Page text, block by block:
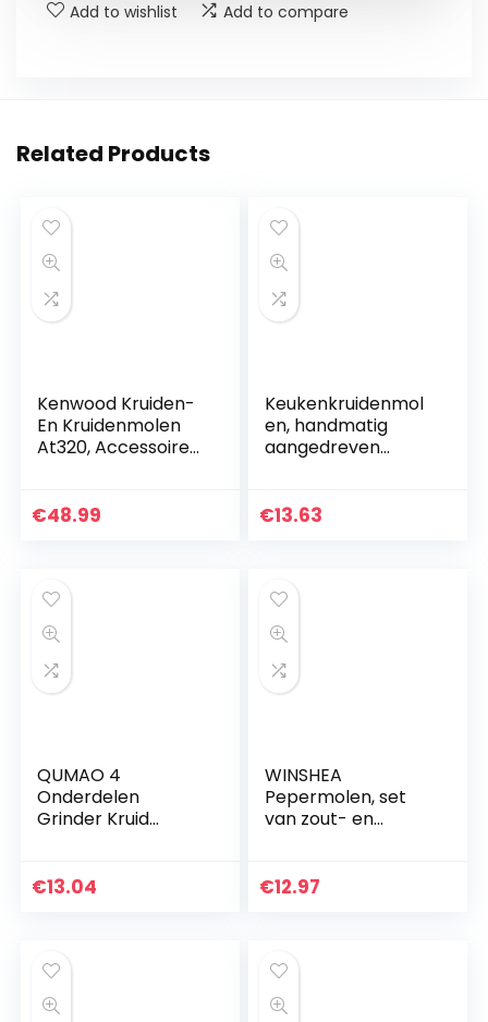
Add to wishlist Add to compare
Related Products
Kenwood Kruiden-
En Kruidenmolen
At320, Accessoires
Elektrische
€48.99
Keukenkruidenmol
en, handmatig
aangedreven
kruiden en
€13.63
QUMAO 4
Onderdelen
Grinder Kruid
Pocket Crusher Mill
€13.04
WINSHEA
Pepermolen, set
van zout- en
keramisch
€12.97